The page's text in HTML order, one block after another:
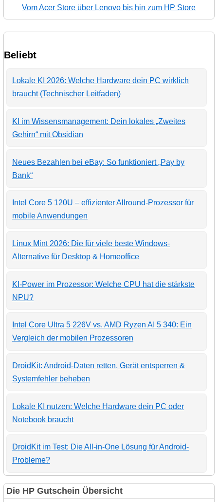
Vom Acer Store über Lenovo bis hin zum HP Store
Beliebt
Lokale KI 2026: Welche Hardware dein PC wirklich
braucht (Technischer Leitfaden)
KI im Wissensmanagement: Dein lokales „Zweites
Gehirn“ mit Obsidian
Neues Bezahlen bei eBay: So funktioniert „Pay by
Bank“
Intel Core 5 120U – effizienter Allround-Prozessor für
mobile Anwendungen
Linux Mint 2026: Die für viele beste Windows-
Alternative für Desktop & Homeoffice
KI-Power im Prozessor: Welche CPU hat die stärkste
NPU?
Intel Core Ultra 5 226V vs. AMD Ryzen AI 5 340: Ein
Vergleich der mobilen Prozessoren
DroidKit: Android-Daten retten, Gerät entsperren &
Systemfehler beheben
Lokale KI nutzen: Welche Hardware dein PC oder
Notebook braucht
DroidKit im Test: Die All-in-One Lösung für Android-
Probleme?
Die HP Gutschein Übersicht